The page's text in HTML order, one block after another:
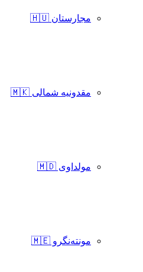
مجارستان 🇭🇺
مقدونیه شمالی 🇲🇰
مولداوی 🇲🇩
مونته‌نگرو 🇲🇪